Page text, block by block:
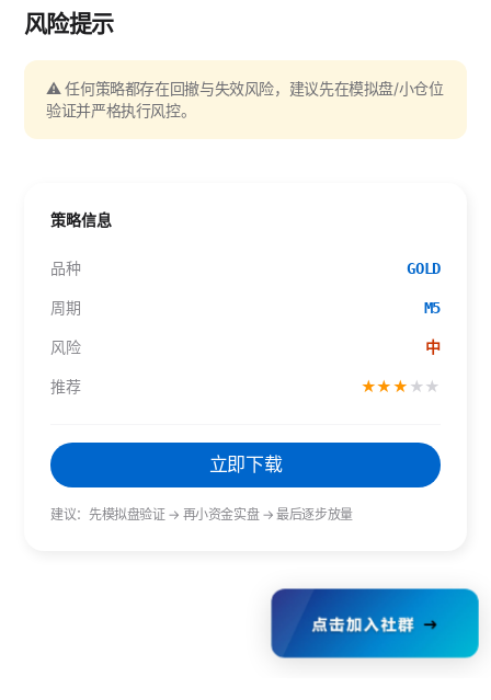
风险提示
⚠️ 任何策略都存在回撤与失效风险，建议先在模拟盘/小仓位
验证并严格执行风控。
策略信息
品种 GOLD
周期 M5
风险 中
推荐 ★★★ ★★
立即下载
建议：先模拟盘验证 → 再小资金实盘 → 最后逐步放量